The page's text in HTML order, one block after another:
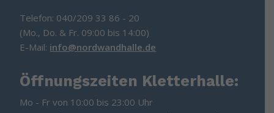
Telefon: 040/209 33 86 - 20
(Mo., Do. & Fr. 09:00 bis 14:00)
E-Mail: info@nordwandhalle.de
Öffnungszeiten Kletterhalle:
Mo - Fr von 10:00 bis 23:00 Uhr